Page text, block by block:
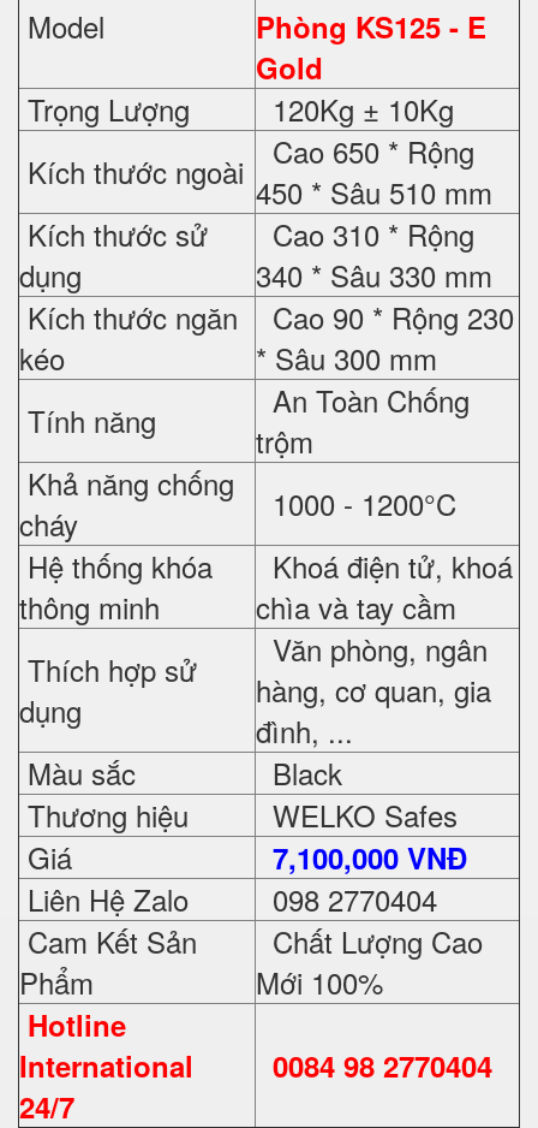
Model
Phòng KS125 - E
Gold
Trọng Lượng
120Kg ± 10Kg
Kích thước ngoài
Cao 650 * Rộng
450 * Sâu 510 mm
Kích thước sử
dụng
Cao 310 * Rộng
340 * Sâu 330 mm
Kích thước ngăn
kéo
Cao 90 * Rộng 230
* Sâu 300 mm
Tính năng
An Toàn Chống
trộm
Khả năng chống
cháy
1000 - 1200°C
Hệ thống khóa
thông minh
Khoá điện tử, khoá
chìa và tay cầm
Thích hợp sử
dụng
Văn phòng, ngân
hàng, cơ quan, gia
đình, ...
Màu sắc
Black
Thương hiệu
WELKO Safes
Giá
7,100,000 VNĐ
Liên Hệ Zalo
098 2770404
Cam Kết Sản
Phẩm
Chất Lượng Cao
Mới 100%
Hotline
International
24/7
0084 98 2770404